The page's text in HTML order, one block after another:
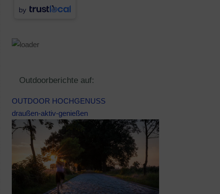
by
Outdoorberichte auf:
OUTDOOR HOCHGENUSS
draußen-aktiv-genießen